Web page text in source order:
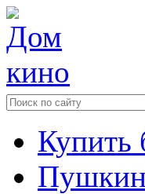
Купить